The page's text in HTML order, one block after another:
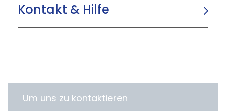
Kontakt & Hilfe
Um uns zu kontaktieren